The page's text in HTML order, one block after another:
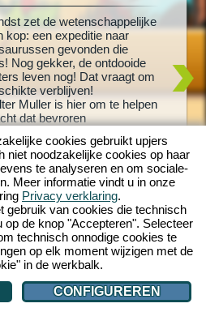
zet de wetenschappelijke
kop: een expeditie naar
gevonden die
Nog gekker, de ontdooide
leven nog! Dat vraagt om
verblijven!
Muller is hier om te helpen
dat bevroren
ook achter komen wat er
is gebeurd? Stort je in een
met Dinosaur Park -
en
met T-
ultieme
om te
cookies gebruikt upjers
niet noodzakelijke cookies op haar
te analyseren en om sociale-
Meer informatie vindt u in onze
Privacy verklaring.
gebruik van cookies die technisch
op de knop "Accepteren". Selecteer
technisch onnodige cookies te
op elk moment wijzigen met de
in de werkbalk.
CONFIGUREREN